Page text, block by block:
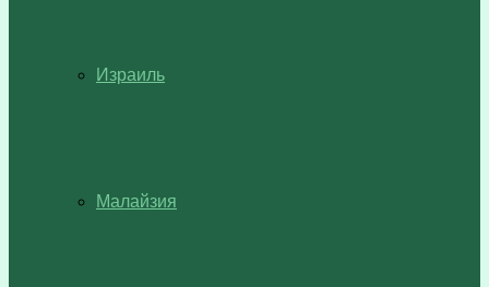
Израиль
Малайзия